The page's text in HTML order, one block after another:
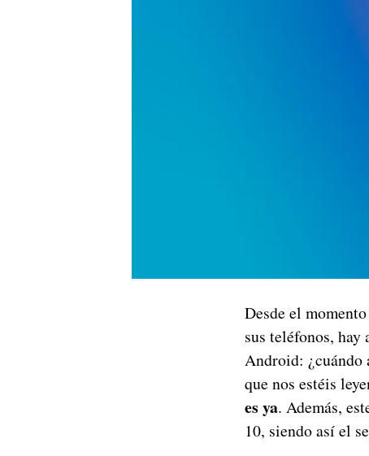
Desde el
sus teléfonos, hay
Android: ¿cuándo
que nos estéis
es ya. Además,
10, siendo así el